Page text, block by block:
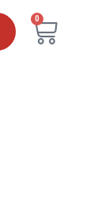
0